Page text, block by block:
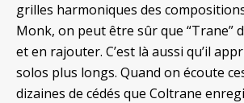
grilles harmoniques des
Monk, on peut être sûr que “Trane”
et en rajouter. C’est là aussi qu’il
solos plus longs. Quand on écoute
dizaines de cédés que Coltrane